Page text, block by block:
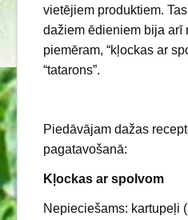
vietējiem produktiem.
dažiem ēdieniem bija arī
piemēram, “kļockas ar
“tatarons”.
Piedāvājam dažas
pagatavošanā:
Kļockas ar spolvom
Nepieciešams: kartupeļi